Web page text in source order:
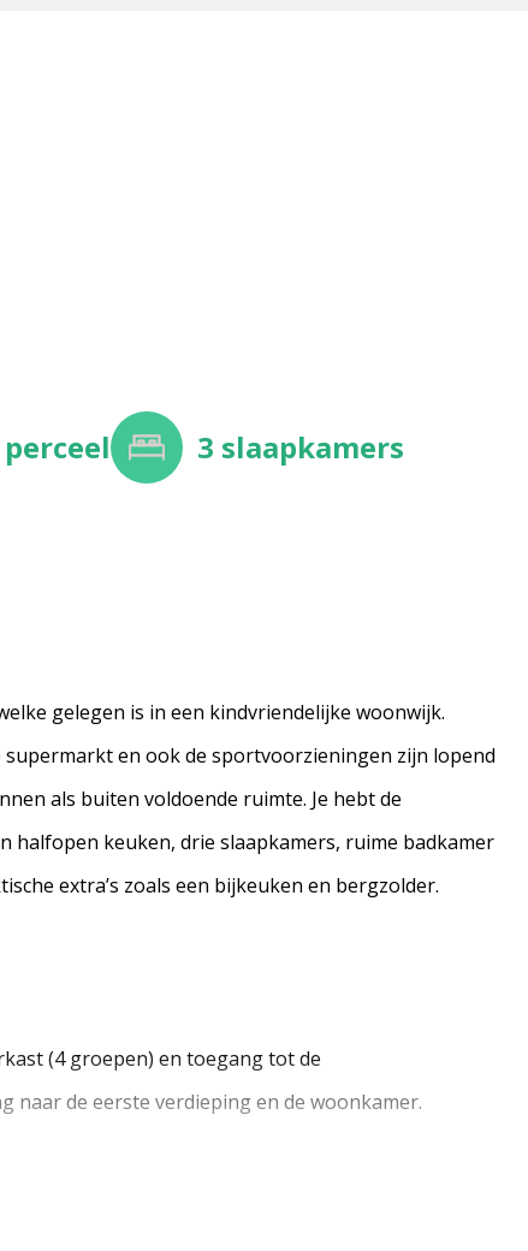
perceel 3 slaapkamers
gelegen is in een kindvriendelijke woonwijk.
en ook de sportvoorzieningen zijn lopend
als buiten voldoende ruimte. Je hebt de
halfopen keuken, drie slaapkamers, ruime badkamer
extra’s zoals een bijkeuken en bergzolder.
(4 groepen) en toegang tot de
de eerste verdieping en de woonkamer.